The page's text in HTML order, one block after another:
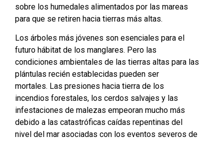
sobre los humedales alimentados por las mareas
para que se retiren hacia tierras más altas.
Los árboles más jóvenes son esenciales para el
futuro hábitat de los manglares. Pero las
condiciones ambientales de las tierras altas para las
plántulas recién establecidas pueden ser
mortales. Las presiones hacia tierra de los
incendios forestales, los cerdos salvajes y las
infestaciones de malezas empeoran mucho más
debido a las catastróficas caídas repentinas del
nivel del mar asociadas con los eventos severos de